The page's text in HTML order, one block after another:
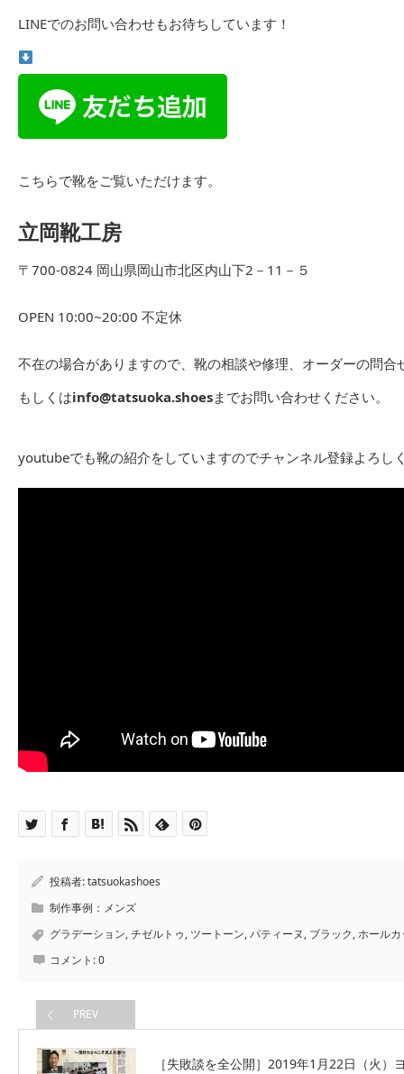
LINEでのお問い合わせもお待ちしています！
こちらで靴をご覧いただけます。
立岡靴工房
〒700-0824 岡山県岡山市北区内山下2－11－５
OPEN 10:00~20:00 不定休
不在の場合がありますので、靴の相談や修理、オーダーの問合
もしくはinfo@tatsuoka.shoesまでお問い合わせください。
youtubeでも靴の紹介をしていますのでチャンネル登録よろし
投稿者:tatsuokashoes
制作事例：メンズ
グラデーション,チゼルトゥ, ツートーン,パティーヌ, ブラック,ホールカ
コメント:0
PREV
［失敗談を全公開］2019年1月22日（火